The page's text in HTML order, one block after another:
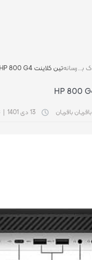
فروشگاه اچ استوک بازار انلاین تجهیزات کامپیوتر استوکرسانهتین کلاینت HP 800 G4
باقریان باقریان 13 دی 1401